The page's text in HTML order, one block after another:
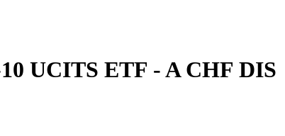
UCITS ETF - A CHF DIS